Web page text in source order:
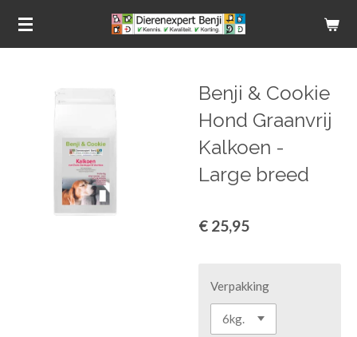
Ga
hoofdinhoud
Benji & Cookie
Hond Graanvrij
Kalkoen -
Large breed
€ 25,95
Verpakking